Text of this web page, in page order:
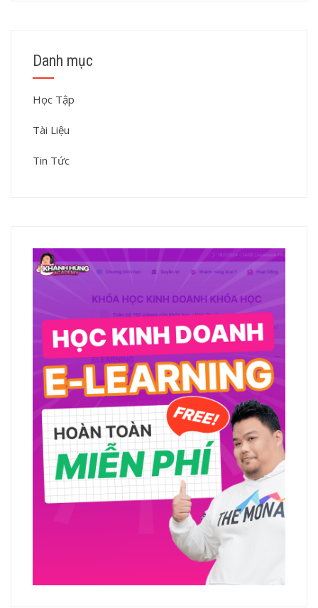
Danh mục
Học Tập
Tài Liệu
Tin Tức